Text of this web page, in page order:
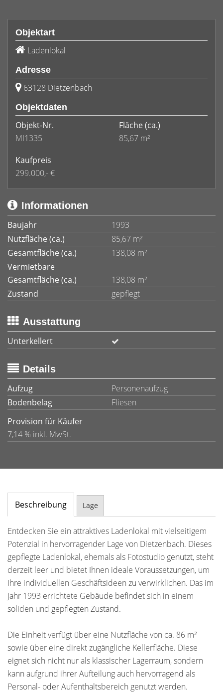
Objektart
Ladenlokal
Adresse
63128 Dietzenbach
Objektdaten
Objekt-Nr.
MI1335
Fläche(ca.)
85,67 m²
Kaufpreis
299.000,- €
Informationen
Baujahr
1993
Nutzfläche (ca.)
85,67 m²
Gesamtfläche (ca.)
138,08 m²
Vermietbare
Gesamtfläche (ca.)
138,08 m²
Zustand
gepflegt
Ausstattung
Unterkellert
Details
Aufzug
Personenaufzug
Bodenbelag
Fliesen
Provision für Käufer
7,14 % inkl. MwSt.
Beschreibung Lage
Entdecken Sie ein attraktives Ladenlokal mit vielseitigem
Potenzial in hervorragender Lage von Dietzenbach. Dieses
gepflegte Ladenlokal, ehemals als Fotostudio genutzt, steht
derzeit leer und bietet Ihnen ideale Voraussetzungen, um
Ihre individuellen Geschäftsideen zu verwirklichen. Das im
Jahr 1993 errichtete Gebäude befindet sich in einem
soliden und gepflegten Zustand.
Die Einheit verfügt über eine Nutzfläche von ca. 86 m²
sowie über eine direkt zugängliche Kellerfläche. Diese
eignet sich nicht nur als klassischer Lagerraum, sondern
kann aufgrund ihrer Aufteilung auch hervorragend als
Personal- oder Aufenthaltsbereich genutzt werden.